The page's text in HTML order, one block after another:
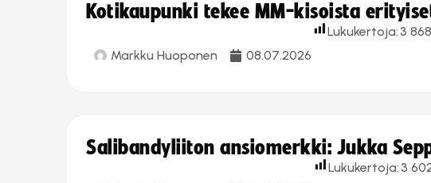
Kotikaupunki tekee MM-kisoista
Markku Huoponen 08.07.2026
Lukukertoja: 3 868
Salibandyliiton ansiomerkki: Jukka
Lukukertoja: 3